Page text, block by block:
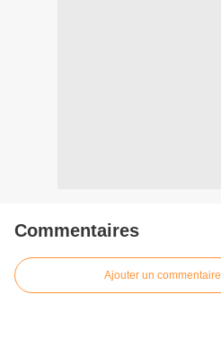
Commentaires
Ajouter un commentaire